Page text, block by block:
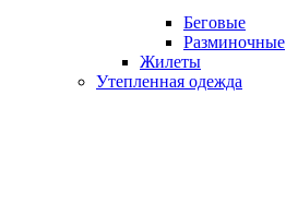
Беговые
Разминочные
Жилеты
Утепленная одежда